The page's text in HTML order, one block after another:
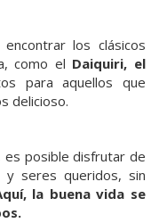
los clásicos
como el Daiquiri, el
para aquellos que
delicioso.
es posible disfrutar de
y seres queridos, sin
la buena vida se